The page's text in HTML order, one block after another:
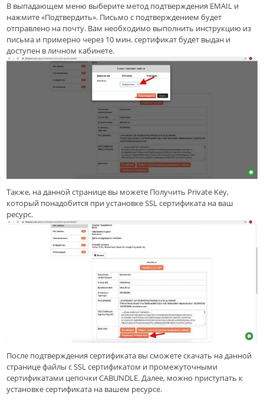
В выпадающем меню выберите метод подтверждения EMAIL и
нажмите «Подтвердить». Письмо с подтверждением будет
отправлено на почту. Вам необходимо выполнить инструкцию из
письма и примерно через 10 мин. сертификат будет выдан и
доступен в личном кабинете.
Также, на данной странице вы можете Получить Private Key,
который понадобится при установке SSL сертификата на ваш
ресурс.
После подтверждения сертификата вы сможете скачать на данной
странице файлы с SSL сертификатом и промежуточными
сертификатами цепочки CABUNDLE. Далее, можно приступать к
установке сертификата на вашем ресурсе.